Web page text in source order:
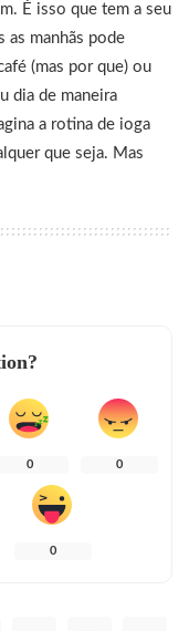
É isso que tem a seu
as manhãs pode
(mas por que) ou
dia de maneira
a rotina de ioga
que seja. Mas
0 0
0